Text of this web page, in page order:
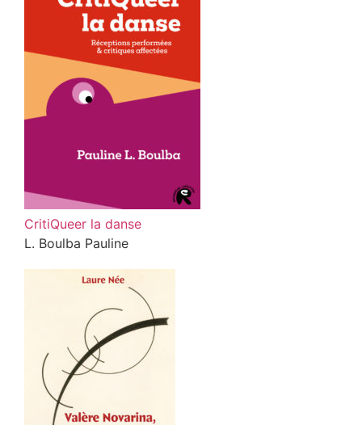
CritiQueer la danse
L. Boulba Pauline